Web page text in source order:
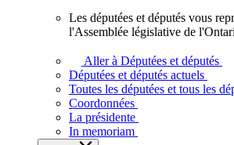
députés
vous
représentent
sein
de
Les députées et députés vous
l'Assemblée législative de
Aller à Députées et députés
Députées et députés actuels
Toutes les députées et tous les
Coordonnées
La présidente
In memoriam